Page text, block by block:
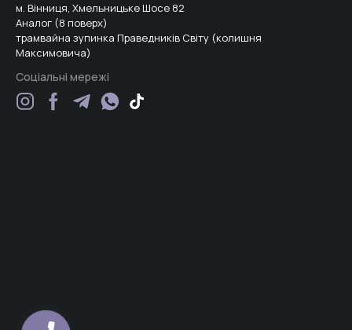
м. Вінниця, Хмельницьке Шосе 82
Аналог (8 поверх)
трамвайна зупинка Праведників Світу (колишня
Максимовича)
Соціальні мережі